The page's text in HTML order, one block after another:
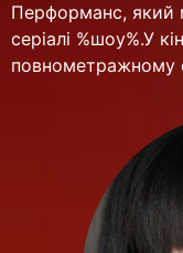
Перформанс, який
серіалі %шоу%.У
повнометражному